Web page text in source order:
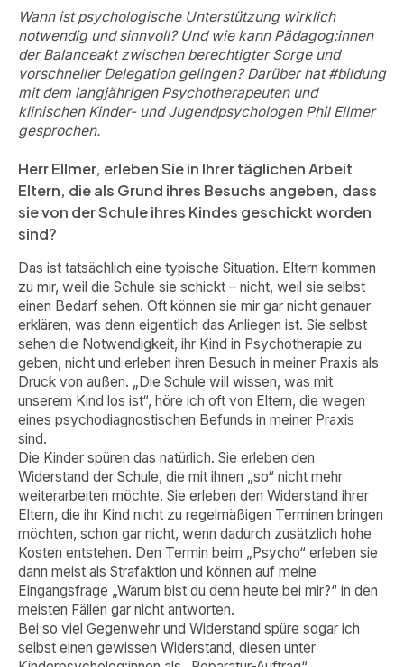
Wann ist psychologische Unterstützung wirklich
notwendig und sinnvoll? Und wie kann Pädagog:innen
der Balanceakt zwischen berechtigter Sorge und
vorschneller Delegation gelingen? Darüber hat #bildung
mit dem langjährigen Psychotherapeuten und
klinischen Kinder- und Jugendpsychologen Phil Ellmer
gesprochen.
Herr Ellmer, erleben Sie in Ihrer täglichen Arbeit
Eltern, die als Grund ihres Besuchs angeben, dass
sie von der Schule ihres Kindes geschickt worden
sind?
Das ist tatsächlich eine typische Situation. Eltern kommen
zu mir, weil die Schule sie schickt – nicht, weil sie selbst
einen Bedarf sehen. Oft können sie mir gar nicht genauer
erklären, was denn eigentlich das Anliegen ist. Sie selbst
sehen die Notwendigkeit, ihr Kind in Psychotherapie zu
geben, nicht und erleben ihren Besuch in meiner Praxis als
Druck von außen. „Die Schule will wissen, was mit
unserem Kind los ist“, höre ich oft von Eltern, die wegen
eines psychodiagnostischen Befunds in meiner Praxis
sind.
Die Kinder spüren das natürlich. Sie erleben den
Widerstand der Schule, die mit ihnen „so“ nicht mehr
weiterarbeiten möchte. Sie erleben den Widerstand ihrer
Eltern, die ihr Kind nicht zu regelmäßigen Terminen bringen
möchten, schon gar nicht, wenn dadurch zusätzlich hohe
Kosten entstehen. Den Termin beim „Psycho“ erleben sie
dann meist als Strafaktion und können auf meine
Eingangsfrage „Warum bist du denn heute bei mir?“ in den
meisten Fällen gar nicht antworten.
Bei so viel Gegenwehr und Widerstand spüre sogar ich
selbst einen gewissen Widerstand, diesen unter